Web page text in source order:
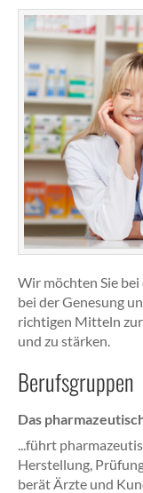
Wir möchten Sie
bei der Genesung
richtigen Mitteln zur
und zu stärken.
Berufsgruppen
Das
...führt
Herstellung,
berät Ärzte und